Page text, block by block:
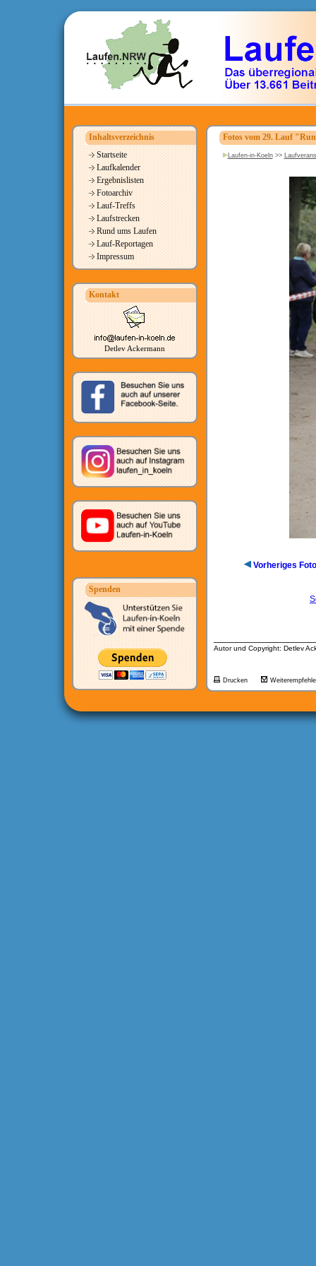
Inhaltsverzeichnis
Startseite
Laufkalender
Ergebnislisten
Fotoarchiv
Lauf-Treffs
Laufstrecken
Rund ums Laufen
Lauf-Reportagen
Impressum
Kontakt
Detlev Ackermann
Spenden
Fotos vom 29. Lauf
Laufen-in-Koeln>>
Vorheriges Foto
Autor und Copyright: Detlev
Drucken